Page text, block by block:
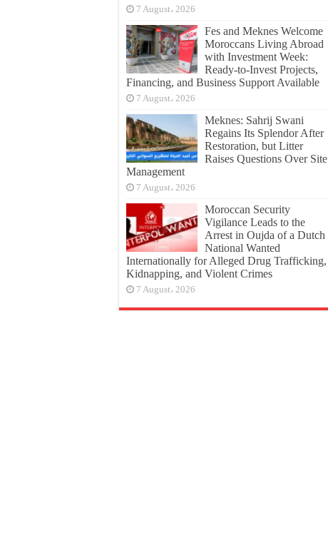
7 August، 2026
Fes and Meknes Welcome
Moroccans Living Abroad
with Investment Week:
Ready-to-Invest Projects,
Financing, and Business Support Available
7 August، 2026
Meknes: Sahrij Swani
Regains Its Splendor After
Restoration, but Litter
Raises Questions Over Site
Management
7 August، 2026
Moroccan Security
Vigilance Leads to the
Arrest in Oujda of a Dutch
National Wanted
Internationally for Alleged Drug Trafficking,
Kidnapping, and Violent Crimes
7 August، 2026